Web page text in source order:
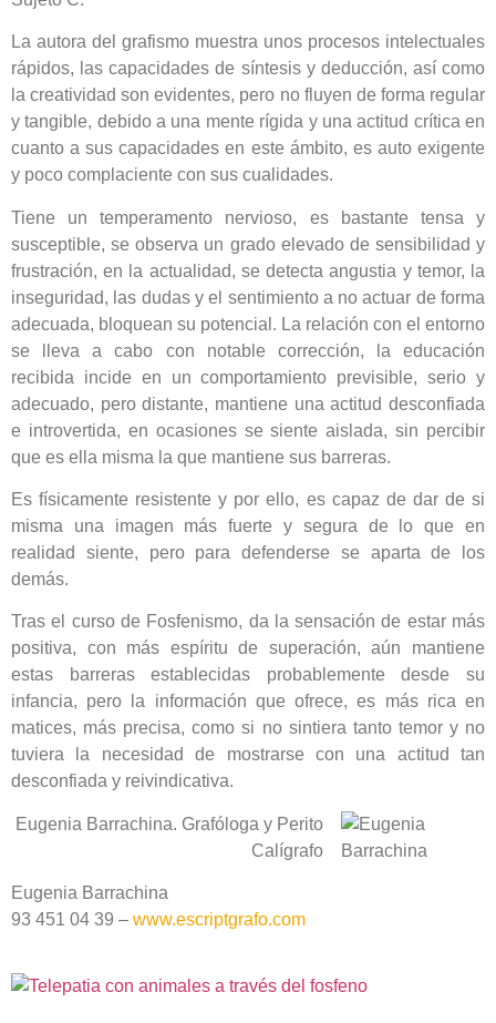
La autora del grafismo muestra unos procesos intelectuales
rápidos, las capacidades de síntesis y deducción, así como
la creatividad son evidentes, pero no fluyen de forma regular
y tangible, debido a una mente rígida y una actitud crítica en
cuanto a sus capacidades en este ámbito, es auto exigente
y poco complaciente con sus cualidades.
Tiene un temperamento nervioso, es bastante tensa y
susceptible, se observa un grado elevado de sensibilidad y
frustración, en la actualidad, se detecta angustia y temor, la
inseguridad, las dudas y el sentimiento a no actuar de forma
adecuada, bloquean su potencial. La relación con el entorno
se lleva a cabo con notable corrección, la educación
recibida incide en un comportamiento previsible, serio y
adecuado, pero distante, mantiene una actitud desconfiada
e introvertida, en ocasiones se siente aislada, sin percibir
que es ella misma la que mantiene sus barreras.
Es físicamente resistente y por ello, es capaz de dar de si
misma una imagen más fuerte y segura de lo que en
realidad siente, pero para defenderse se aparta de los
demás.
Tras el curso de Fosfenismo, da la sensación de estar más
positiva, con más espíritu de superación, aún mantiene
estas barreras establecidas probablemente desde su
infancia, pero la información que ofrece, es más rica en
matices, más precisa, como si no sintiera tanto temor y no
tuviera la necesidad de mostrarse con una actitud tan
desconfiada y reivindicativa.
Eugenia Barrachina. Grafóloga y Perito
Calígrafo
Eugenia Barrachina
93 451 04 39 – www.escriptgrafo.com